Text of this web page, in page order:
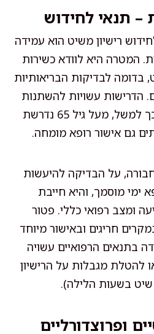
– תנאי לחידוש
רישיון משיט הוא עמידה
המטרה היא לוודא כשירות
בדומה לבדיקות הבריאותיות
הדרישות עשויות להשתנות
בהתאם לגיל המבקש – כך למשל, מעל גיל 65 נדרשת
גם אישור רופא מומחה.
על הבדיקה להיעשות
ימי מוסמך, והיא חייבת
ומצב רפואי כללי. פטור
חריגים ובאישור מיוחד
בתנאים הרפואיים עשויה
להטלת מגבלות על הרישיון
בשעות הלילה).
ופרוצדורליים